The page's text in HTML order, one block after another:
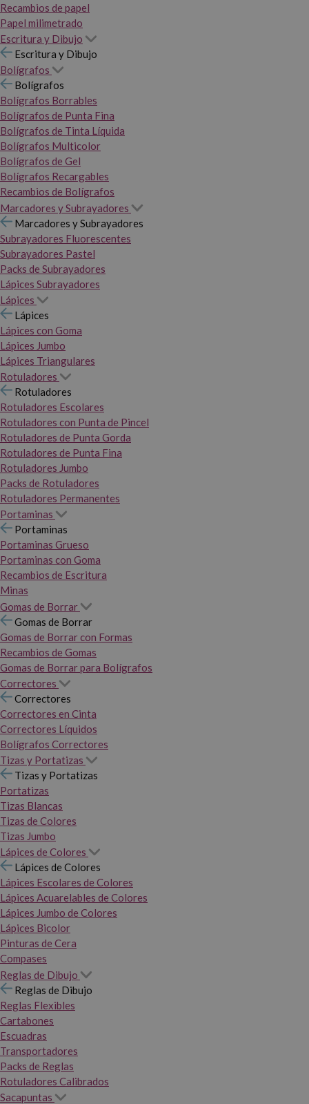
Recambios de papel
Papel milimetrado
Escritura y Dibujo
Escritura y Dibujo
Bolígrafos
Bolígrafos
Bolígrafos Borrables
Bolígrafos de Punta Fina
Bolígrafos de Tinta Líquida
Bolígrafos Multicolor
Bolígrafos de Gel
Bolígrafos Recargables
Recambios de Bolígrafos
Marcadores y Subrayadores
Marcadores y Subrayadores
Subrayadores Fluorescentes
Subrayadores Pastel
Packs de Subrayadores
Lápices Subrayadores
Lápices
Lápices
Lápices con Goma
Lápices Jumbo
Lápices Triangulares
Rotuladores
Rotuladores
Rotuladores Escolares
Rotuladores con Punta de Pincel
Rotuladores de Punta Gorda
Rotuladores de Punta Fina
Rotuladores Jumbo
Packs de Rotuladores
Rotuladores Permanentes
Portaminas
Portaminas
Portaminas Grueso
Portaminas con Goma
Recambios de Escritura
Minas
Gomas de Borrar
Gomas de Borrar
Gomas de Borrar con Formas
Recambios de Gomas
Gomas de Borrar para Bolígrafos
Correctores
Correctores
Correctores en Cinta
Correctores Líquidos
Bolígrafos Correctores
Tizas y Portatizas
Tizas y Portatizas
Portatizas
Tizas Blancas
Tizas de Colores
Tizas Jumbo
Lápices de Colores
Lápices de Colores
Lápices Escolares de Colores
Lápices Acuarelables de Colores
Lápices Jumbo de Colores
Lápices Bicolor
Pinturas de Cera
Compases
Reglas de Dibujo
Reglas de Dibujo
Reglas Flexibles
Cartabones
Escuadras
Transportadores
Packs de Reglas
Rotuladores Calibrados
Sacapuntas